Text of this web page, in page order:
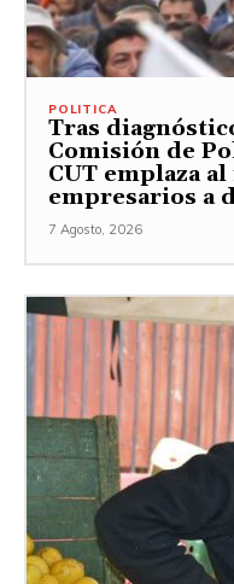
POLITICA
Tras
Comisión de
CUT emplaza
empresarios a
7 Agosto, 2026